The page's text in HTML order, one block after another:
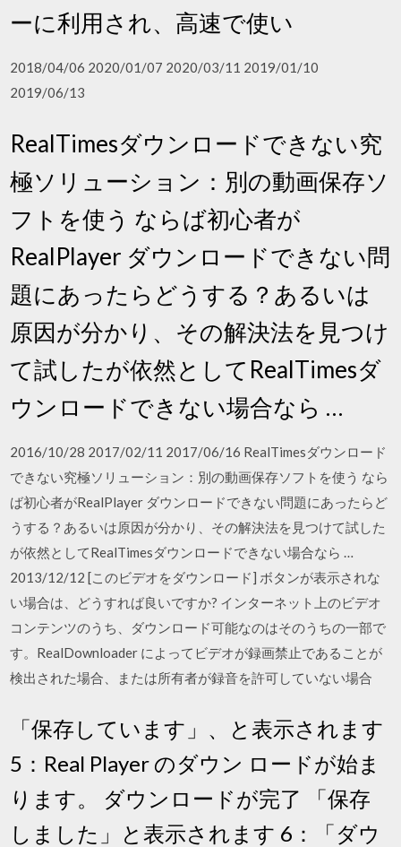
ーに利用され、高速で使い
2018/04/06 2020/01/07 2020/03/11 2019/01/10
2019/06/13
RealTimesダウンロードできない究
極ソリューション：別の動画保存ソ
フトを使う ならば初心者が
RealPlayer ダウンロードできない問
題にあったらどうする？あるいは
原因が分かり、その解決法を見つけ
て試したが依然としてRealTimesダ
ウンロードできない場合なら …
2016/10/28 2017/02/11 2017/06/16 RealTimesダウンロード
できない究極ソリューション：別の動画保存ソフトを使う なら
ば初心者がRealPlayer ダウンロードできない問題にあったらど
うする？あるいは原因が分かり、その解決法を見つけて試した
が依然としてRealTimesダウンロードできない場合なら …
2013/12/12 [このビデオをダウンロード] ボタンが表示されな
い場合は、どうすれば良いですか? インターネット上のビデオ
コンテンツのうち、ダウンロード可能なのはそのうちの一部で
す。RealDownloader によってビデオが録画禁止であることが
検出された場合、または所有者が録音を許可していない場合
「保存しています」、と表示されます
5：Real Player のダウン ロードが始ま
ります。 ダウンロードが完了 「保存
しました」と表示されます 6：「ダウ